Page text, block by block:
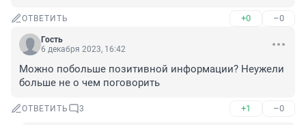
ОТВЕТИТЬ +0 –0
Гость
6 декабря 2023, 16:42
Можно побольше позитивной информации? Неужели
больше не о чем поговорить
ОТВЕТИТЬ 3 +1 –0